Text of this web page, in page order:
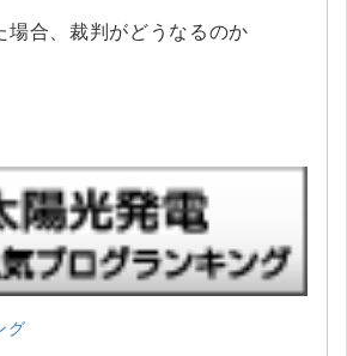
場合、裁判がどうなるのか
グ